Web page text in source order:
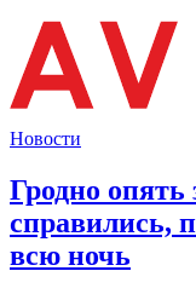
Новости
Гродно опять
справились,
всю ночь